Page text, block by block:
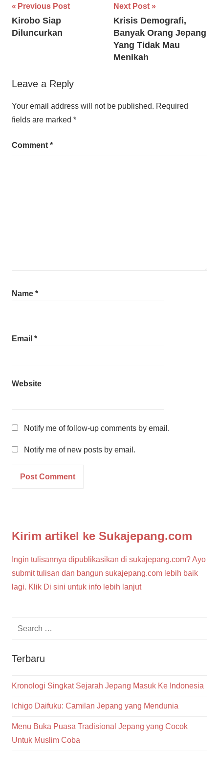
Post
navigation
Previous Post
Kirobo Siap
Diluncurkan
Next Post
Krisis Demografi,
Banyak Orang Jepang
Yang Tidak Mau
Menikah
Leave a Reply
Your email address will not be published. Required
fields are marked *
Comment *
Name *
Email *
Website
Notify me of follow-up comments by email.
Notify me of new posts by email.
Kirim artikel ke Sukajepang.com
Ingin tulisannya dipublikasikan di sukajepang.com? Ayo
submit tulisan dan bangun sukajepang.com lebih baik
lagi. Klik Di sini untuk info lebih lanjut
Terbaru
Kronologi Singkat Sejarah Jepang Masuk Ke Indonesia
Ichigo Daifuku: Camilan Jepang yang Mendunia
Menu Buka Puasa Tradisional Jepang yang Cocok
Untuk Muslim Coba